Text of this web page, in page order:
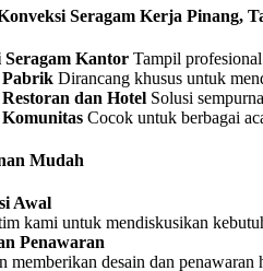
Seragam Kerja Pinang,
Seragam Kantor Tampil
Pabrik Dirancang khusus untuk
dan Hotel Solusi
Cocok untuk berbagai
Mudah
Awal
kami untuk mendiskusikan
Penawaran
memberikan desain dan penawaran